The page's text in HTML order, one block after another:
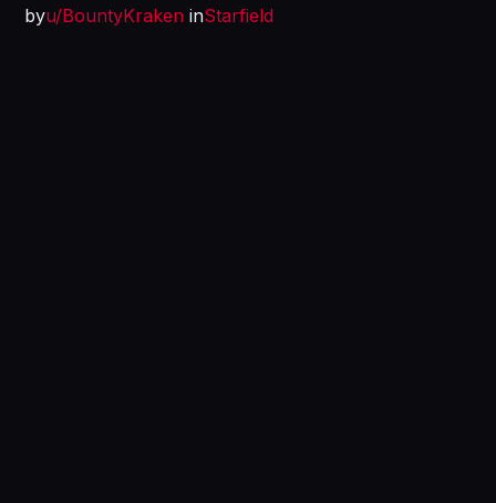
byu/BountyKraken inStarfield